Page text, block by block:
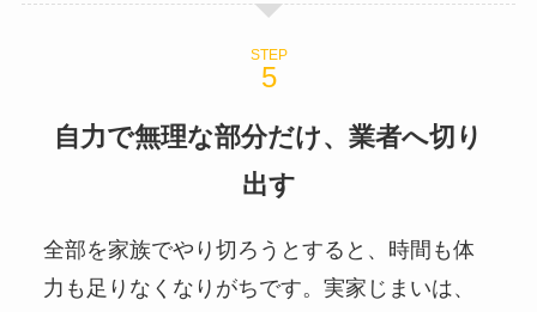
STEP
自力で無理な部分だけ、業者へ切り
出す
全部を家族でやり切ろうとすると、時間も体
力も足りなくなりがちです。実家じまいは、